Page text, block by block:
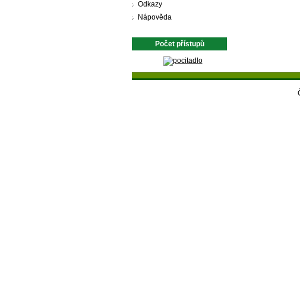
Odkazy
Nápověda
Počet přístupů